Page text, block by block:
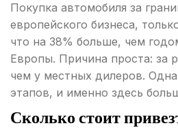
Покупка автомобиля за
европейского бизнеса,
что на 38% больше, чем
Европы. Причина проста: за
чем у местных дилеров.
этапов, и именно здесь
Сколько стоит